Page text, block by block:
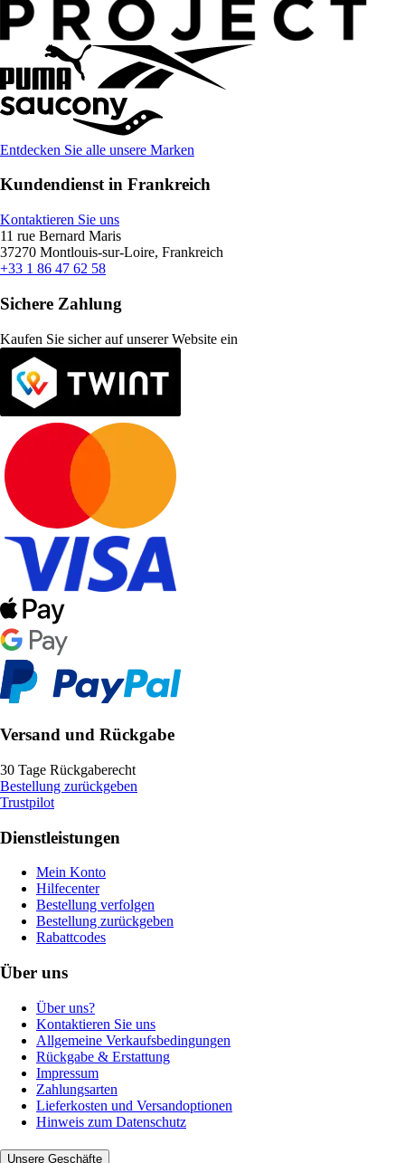
Entdecken Sie alle unsere Marken
Kundendienst in Frankreich
Kontaktieren Sie uns
11 rue Bernard Maris
37270 Montlouis-sur-Loire, Frankreich
+33 1 86 47 62 58
Sichere Zahlung
Kaufen Sie sicher auf unserer Website ein
Versand und Rückgabe
30 Tage Rückgaberecht
Bestellung zurückgeben
Trustpilot
Dienstleistungen
Mein Konto
Hilfecenter
Bestellung verfolgen
Bestellung zurückgeben
Rabattcodes
Über uns
Über uns?
Kontaktieren Sie uns
Allgemeine Verkaufsbedingungen
Rückgabe & Erstattung
Impressum
Zahlungsarten
Lieferkosten und Versandoptionen
Hinweis zum Datenschutz
Unsere Geschäfte